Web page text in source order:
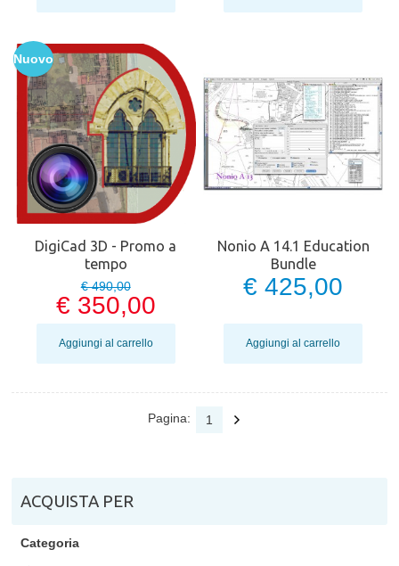
Nuovo
DigiCad 3D - Promo a
tempo
€ 490,00
€ 350,00
Aggiungi al carrello
Nonio A 14.1 Education
Bundle
€ 425,00
Aggiungi al carrello
Pagina: 1
ACQUISTA PER
Categoria